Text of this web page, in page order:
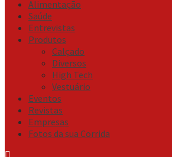
Alimentação
Saúde
Entrevistas
Produtos
Calçado
Diversos
High Tech
Vestuário
Eventos
Revistas
Empresas
Fotos da sua Corrida